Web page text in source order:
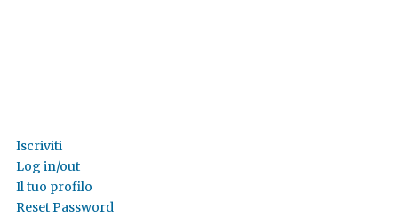
Iscriviti
Log in/out
Il tuo profilo
Reset Password